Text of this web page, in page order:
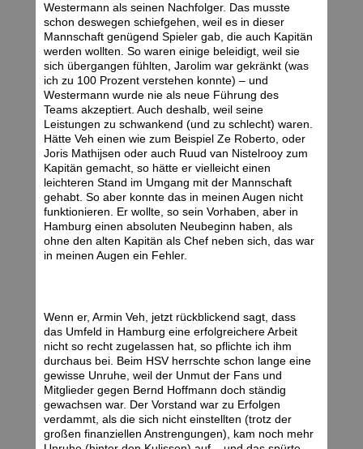
Westermann als seinen Nachfolger. Das musste
schon deswegen schiefgehen, weil es in dieser
Mannschaft genügend Spieler gab, die auch Kapitän
werden wollten. So waren einige beleidigt, weil sie
sich übergangen fühlten, Jarolim war gekränkt (was
ich zu 100 Prozent verstehen konnte) – und
Westermann wurde nie als neue Führung des
Teams akzeptiert. Auch deshalb, weil seine
Leistungen zu schwankend (und zu schlecht) waren.
Hätte Veh einen wie zum Beispiel Ze Roberto, oder
Joris Mathijsen oder auch Ruud van Nistelrooy zum
Kapitän gemacht, so hätte er vielleicht einen
leichteren Stand im Umgang mit der Mannschaft
gehabt. So aber konnte das in meinen Augen nicht
funktionieren. Er wollte, so sein Vorhaben, aber in
Hamburg einen absoluten Neubeginn haben, als
ohne den alten Kapitän als Chef neben sich, das war
in meinen Augen ein Fehler.
Wenn er, Armin Veh, jetzt rückblickend sagt, dass
das Umfeld in Hamburg eine erfolgreichere Arbeit
nicht so recht zugelassen hat, so pflichte ich ihm
durchaus bei. Beim HSV herrschte schon lange eine
gewisse Unruhe, weil der Unmut der Fans und
Mitglieder gegen Bernd Hoffmann doch ständig
gewachsen war. Der Vorstand war zu Erfolgen
verdammt, als die sich nicht einstellten (trotz der
großen finanziellen Anstrengungen), kam noch mehr